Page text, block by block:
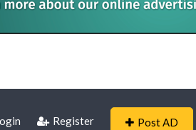
Register Post AD